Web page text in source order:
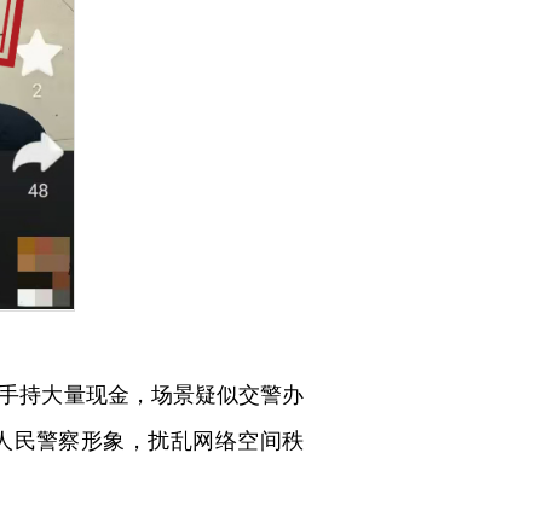
持大量现金，场景疑似交警办
民警察形象，扰乱网络空间秩